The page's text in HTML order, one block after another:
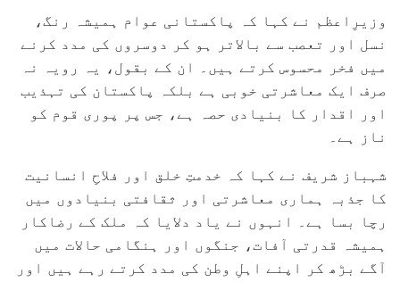
وزیرِاعظم نے کہا کہ پاکستانی عوام ہمیشہ رنگ،
نسل اور تعصب سے بالاتر ہو کر دوسروں کی مدد کرنے
میں فخر محسوس کرتے ہیں۔ ان کے بقول، یہ رویہ نہ
صرف ایک معاشرتی خوبی ہے بلکہ پاکستان کی تہذیب
اور اقدار کا بنیادی حصہ ہے، جس پر پوری قوم کو
ناز ہے۔
شہباز شریف نے کہا کہ خدمتِ خلق اور فلاحِ انسانیت
کا جذبہ ہماری معاشرتی اور ثقافتی بنیادوں میں
رچا بسا ہے۔ انہوں نے یاد دلایا کہ ملک کے رضاکار
ہمیشہ قدرتی آفات، جنگوں اور ہنگامی حالات میں
آگے بڑھ کر اپنے اہلِ وطن کی مدد کرتے رہے ہیں اور